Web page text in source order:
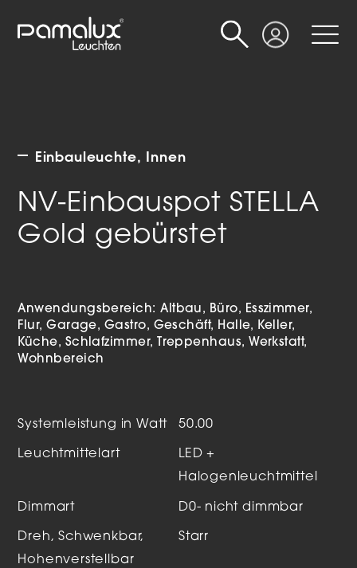
Login
Suche
Einbauleuchte Innen
NV-Einbauspot STELLA
Gold gebürstet
Anwendungsbereich:Altbau Büro
Esszimmer
Flur Garage Gastro Geschäft Halle
Keller
Küche
Schlafzimmer Treppenhaus
Werkstatt
Wohnbereich
Systemleistung in Watt 50.00
Leuchtmittelart
LED +
Halogenleuchtmittel
Dimmart D0- nicht dimmbar
Dreh, Schwenkbar,
Hohenverstellbar
Starr